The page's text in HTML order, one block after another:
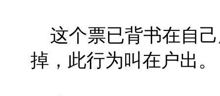
这个票已背书在自
掉，此行为叫在户出。